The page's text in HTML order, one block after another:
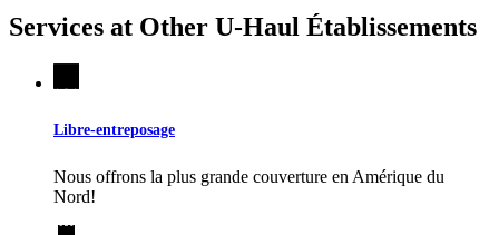
Services at Other U-Haul Établissements
Libre-entreposage
Nous offrons la plus grande couverture en Amérique du
Nord!